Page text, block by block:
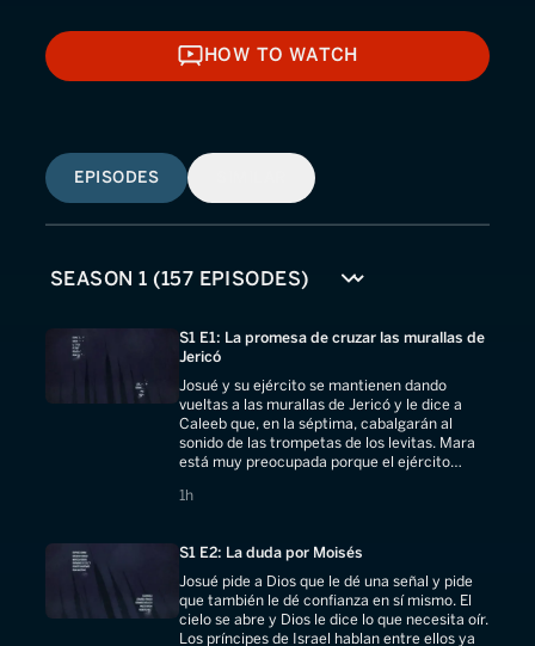
HOW TO WATCH
HOW TO WATCH
EPISODES
S1 E1: La promesa de cruzar las murallas de
Jericó
Josué y su ejército se mantienen dando
vueltas a las murallas de Jericó y le dice a
Caleeb que, en la séptima, cabalgarán al
sonido de las trompetas de los levitas. Mara
está muy preocupada porque el ejército
1h
1 hours
S1 E2: La duda por Moisés
Josué pide a Dios que le dé una señal y pide
que también le dé confianza en sí mismo. El
cielo se abre y Dios le dice lo que necesita oír.
Los príncipes de Israel hablan entre ellos ya